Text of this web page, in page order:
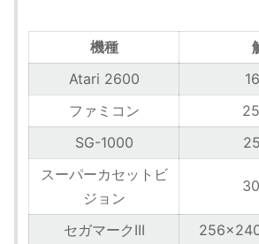
機種
Atari 2600
ファミコン
SG-1000
スーパーカセットビ
ジョン
セガマークIII